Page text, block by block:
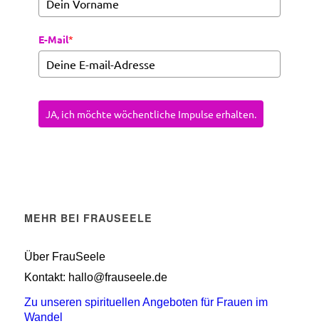
E-Mail*
JA, ich möchte wöchentliche Impulse erhalten.
MEHR BEI FRAUSEELE
Über FrauSeele
Kontakt: hallo@frauseele.de
Zu unseren spirituellen Angeboten für Frauen im
Wandel